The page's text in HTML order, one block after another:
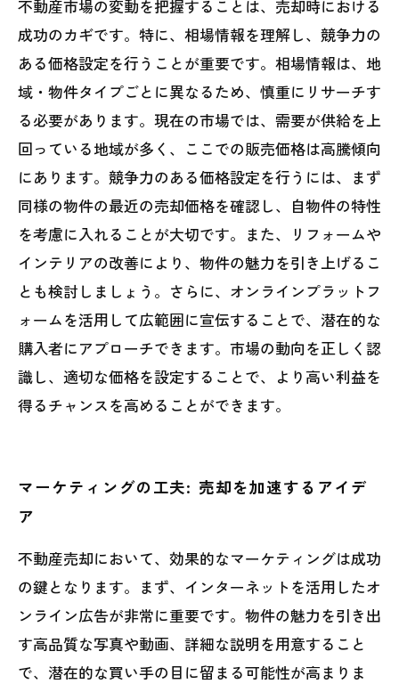
不動産市場の変動を把握することは、売却時における
成功のカギです。特に、相場情報を理解し、競争力の
ある価格設定を行うことが重要です。相場情報は、地
域・物件タイプごとに異なるため、慎重にリサーチす
る必要があります。現在の市場では、需要が供給を上
回っている地域が多く、ここでの販売価格は高騰傾向
にあります。競争力のある価格設定を行うには、まず
同様の物件の最近の売却価格を確認し、自物件の特性
を考慮に入れることが大切です。また、リフォームや
インテリアの改善により、物件の魅力を引き上げるこ
とも検討しましょう。さらに、オンラインプラットフ
ォームを活用して広範囲に宣伝することで、潜在的な
購入者にアプローチできます。市場の動向を正しく認
識し、適切な価格を設定することで、より高い利益を
得るチャンスを高めることができます。
マーケティングの工夫: 売却を加速するアイデ
ア
不動産売却において、効果的なマーケティングは成功
の鍵となります。まず、インターネットを活用したオ
ンライン広告が非常に重要です。物件の魅力を引き出
す高品質な写真や動画、詳細な説明を用意すること
で、潜在的な買い手の目に留まる可能性が高まりま